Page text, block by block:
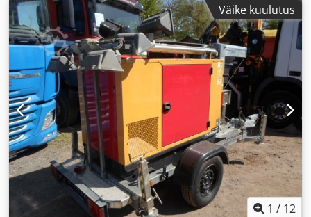
Väike kuulutus
1 / 12